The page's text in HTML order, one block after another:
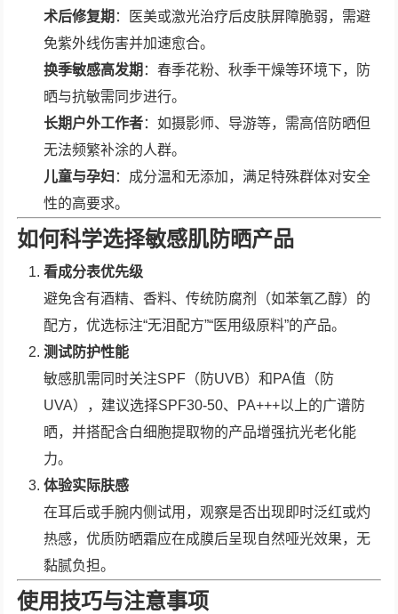
术后修复期 ：医美或激光治疗后皮肤屏障脆弱，需避
免紫外线伤害并加速愈合。
换季敏感高发期 ：春季花粉、秋季干燥等环境下，防
晒与抗敏需同步进行。
长期户外工作者：如摄影师、导游等，需高倍防晒但
无法频繁补涂的人群。
儿童与孕妇 ：成分温和无添加，满足特殊群体对安全
性的高要求。
如何科学选择敏感肌防晒产品
看成分表优先级
避免含有酒精、香料、传统防腐剂（如苯氧乙醇）的
配方，优选标注“无泪配方”“医用级原料”的产品。
测试防护性能
敏感肌需同时关注SPF（防UVB）和PA值（防
UVA），建议选择SPF30-50、PA+++以上的广谱防
晒，并搭配含白细胞提取物的产品增强抗光老化能
力。
体验实际肤感
在耳后或手腕内侧试用，观察是否出现即时泛红或灼
热感，优质防晒霜应在成膜后呈现自然哑光效果，无
黏腻负担。
使用技巧与注意事项